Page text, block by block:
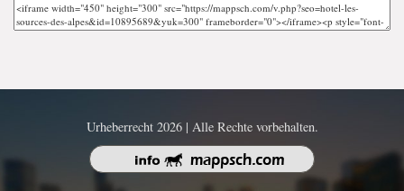
Urheberrecht 2026 | Alle Rechte vorbehalten.